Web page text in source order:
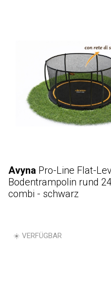
Avyna Pro-Line Flat-
Bodentrampolin rund
combi - schwarz
☀️ VERFÜGBAR